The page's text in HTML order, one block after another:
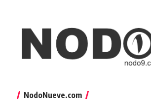
NodoNueve.com